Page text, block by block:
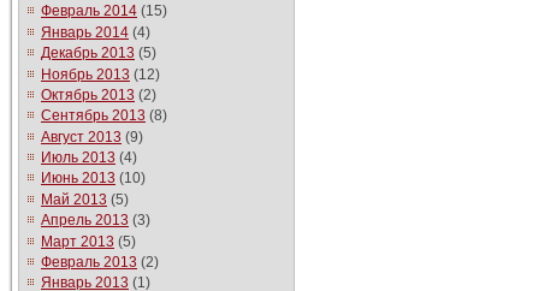
Февраль 2014 (15)
Январь 2014 (4)
Декабрь 2013 (5)
Ноябрь 2013 (12)
Октябрь 2013 (2)
Сентябрь 2013 (8)
Август 2013 (9)
Июль 2013 (4)
Июнь 2013 (10)
Май 2013 (5)
Апрель 2013 (3)
Март 2013 (5)
Февраль 2013 (2)
Январь 2013 (1)